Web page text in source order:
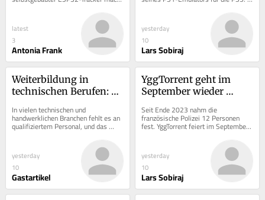
die Leistung des Nagers messbar.
latest
3
Antonia Frank
yesterday
10
Lars Sobiraj
Weiterbildung in
technischen Berufen:
heute mehr zählen als
früher
In vielen technischen und
handwerklichen Branchen fehlt es an
qualifiziertem Personal, und das
betrifft nicht nur klassische IT-
yesterday
10
Gastartikel
YggTorrent geht im
September wieder
Seit Ende 2023 nahm die
französische Polizei 12 Personen
fest. YggTorrent feiert im September
sein Comeback, Unbekannte kauften
yesterday
10
Lars Sobiraj